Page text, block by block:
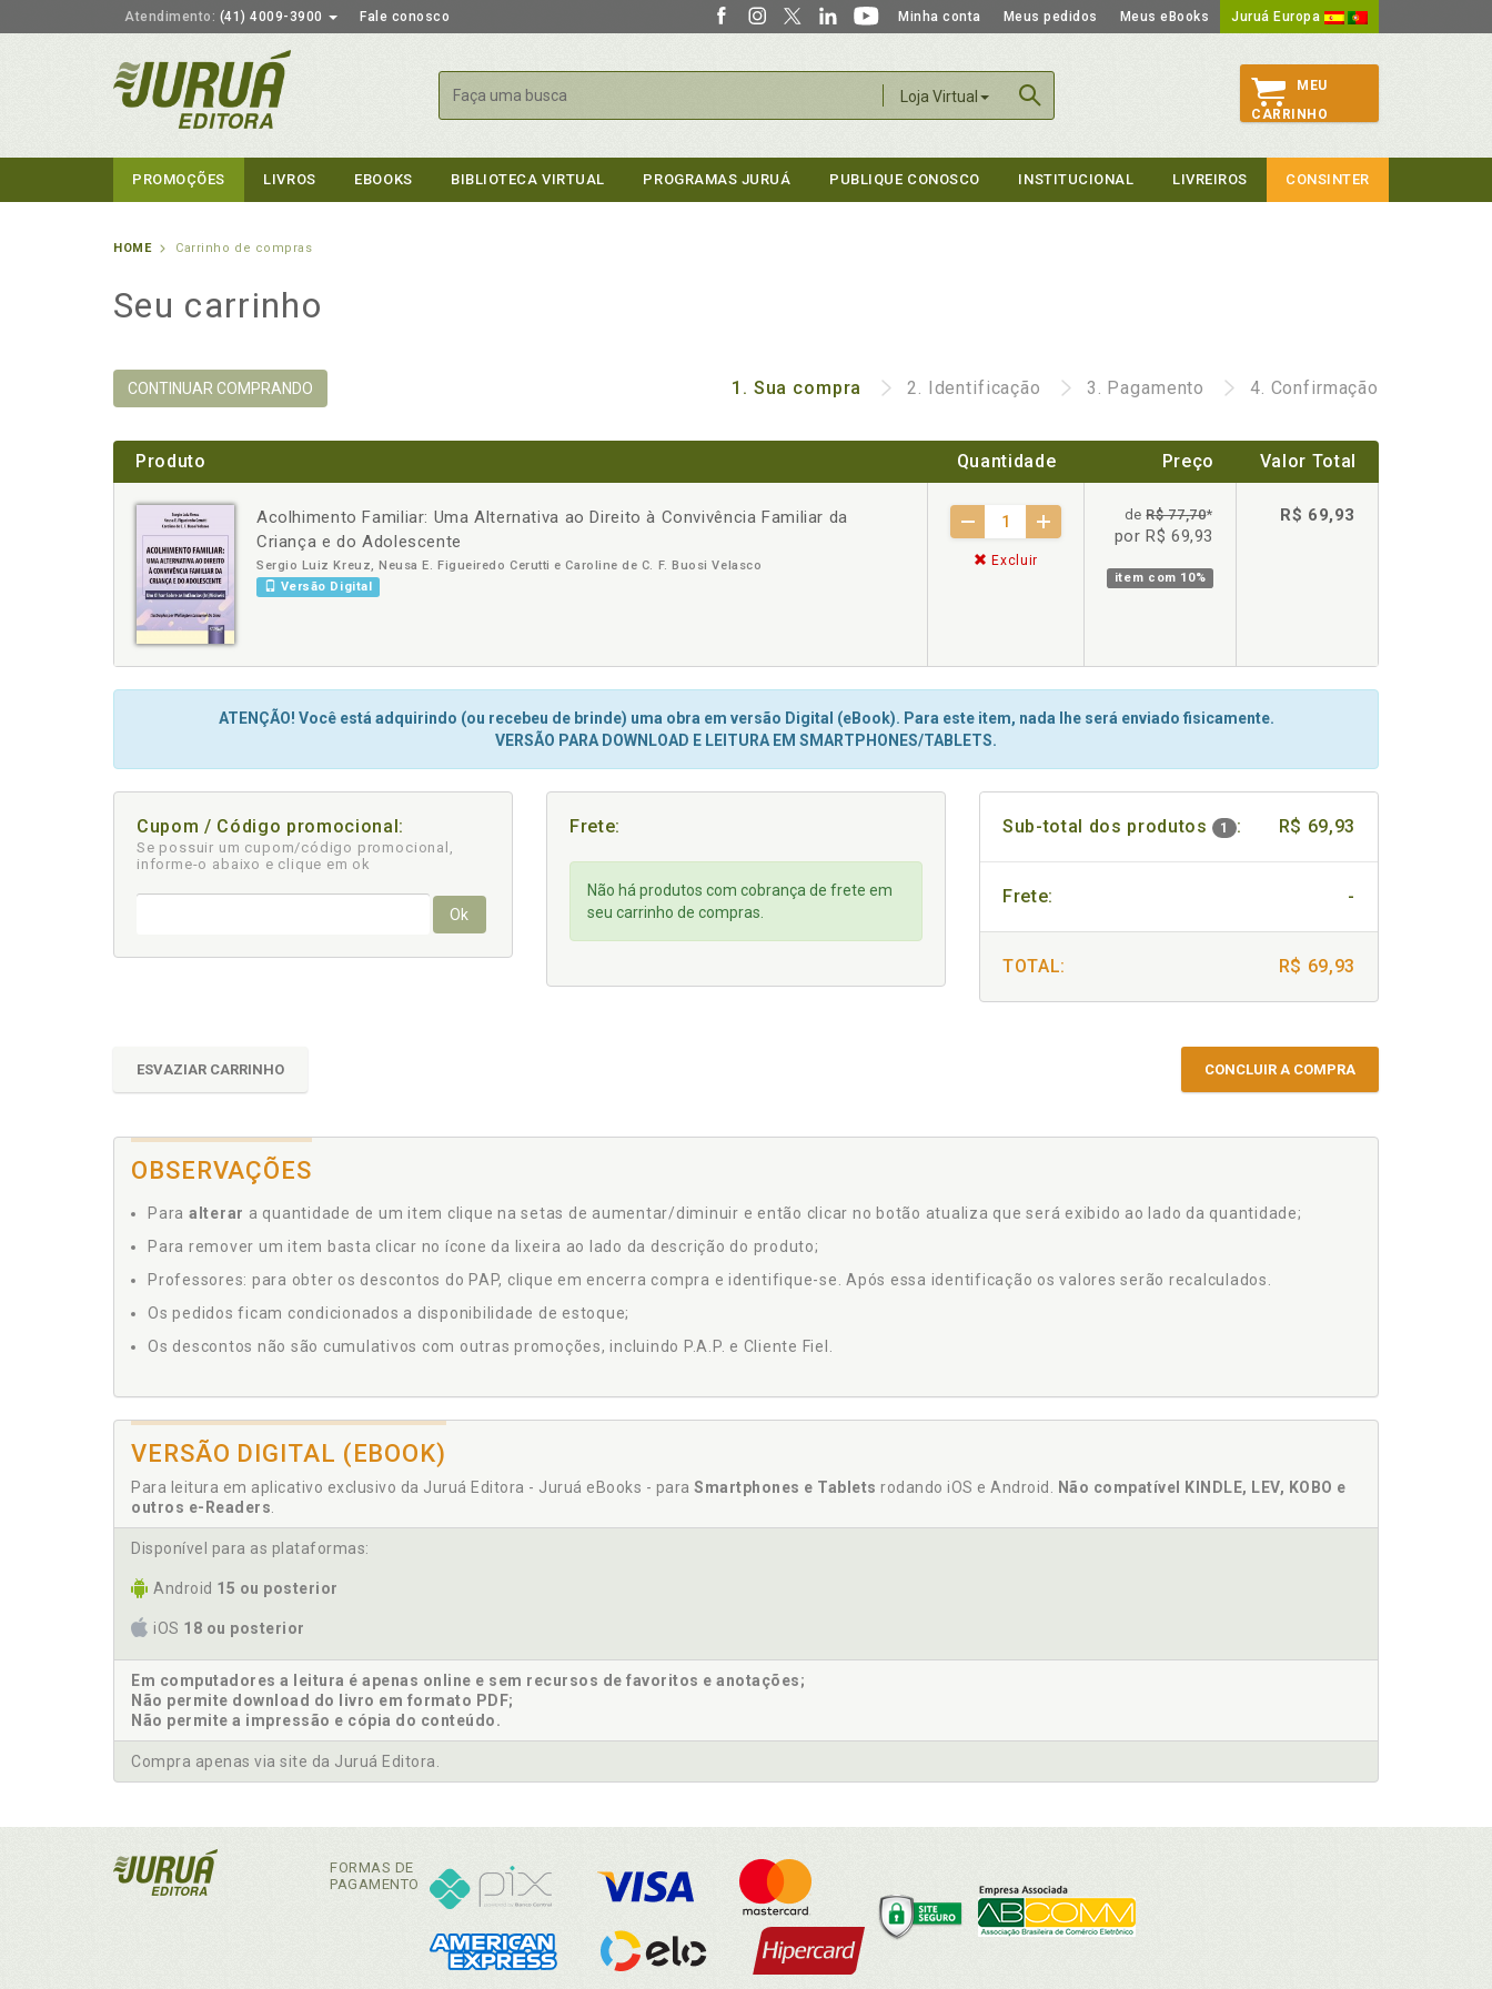
Atendimento: (41) 4009-3900 Fale conosco Minha conta Meus pedidos Meus eBooks Juruá Europa
Loja Virtual
Buscar
MEU
CARRINHO
PROMOÇÕES LIVROS EBOOKS BIBLIOTECA VIRTUAL PROGRAMAS JURUÁ PUBLIQUE CONOSCO INSTITUCIONAL LIVREIROS CONSINTER
HOME Carrinho de compras
Seu carrinho
CONTINUAR COMPRANDO 1. Sua compra 2. Identificação 3. Pagamento 4. Confirmação
Produto Quantidade Preço Valor Total
Acolhimento Familiar: Uma Alternativa ao Direito à Convivência Familiar da
Criança e do Adolescente
Sergio Luiz Kreuz, Neusa E. Figueiredo Cerutti e Caroline de C. F. Buosi Velasco
Versão Digital
- +
Excluir
deR$ 77,70*
por R$ 69,93
item com 10%
R$ 69,93
ATENÇÃO! Você está adquirindo (ou recebeu de brinde) uma obra em versão Digital (eBook). Para este item, nada lhe será enviado fisicamente.
VERSÃO PARA DOWNLOAD E LEITURA EM SMARTPHONES/TABLETS.
Cupom / Código promocional:
Se possuir um cupom/código promocional,
informe-o abaixo e clique em ok
Ok
Frete:
Não há produtos com cobrança de frete em
seu carrinho de compras.
Sub-total dos produtos 1 : R$ 69,93
Frete: -
TOTAL: R$ 69,93
ESVAZIAR CARRINHO CONCLUIR A COMPRA
OBSERVAÇÕES
Para alterar a quantidade de um item clique na setas de aumentar/diminuir e então clicar no botão atualiza que será exibido ao lado da quantidade;
Para remover um item basta clicar no ícone da lixeira ao lado da descrição do produto;
Professores: para obter os descontos do PAP, clique em encerra compra e identifique-se. Após essa identificação os valores serão recalculados.
Os pedidos ficam condicionados a disponibilidade de estoque;
Os descontos não são cumulativos com outras promoções, incluindo P.A.P. e Cliente Fiel.
VERSÃO DIGITAL (EBOOK)
Para leitura em aplicativo exclusivo da Juruá Editora - Juruá eBooks - para Smartphones e Tablets rodando iOS e Android.
Não compatível KINDLE, LEV, KOBO e
outros e-Readers
Disponível para as plataformas:
Android 15 ou posterior
iOS 18 ou posterior
Em computadores a leitura é apenas online e sem recursos de favoritos e anotações;
Não permite download do livro em formato PDF;
Não permite a impressão e cópia do conteúdo.
Compra apenas via site da Juruá Editora.
FORMAS DE
PAGAMENTO